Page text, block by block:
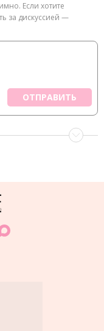
Если хотите
за дискуссией —
ОТПРАВИТЬ